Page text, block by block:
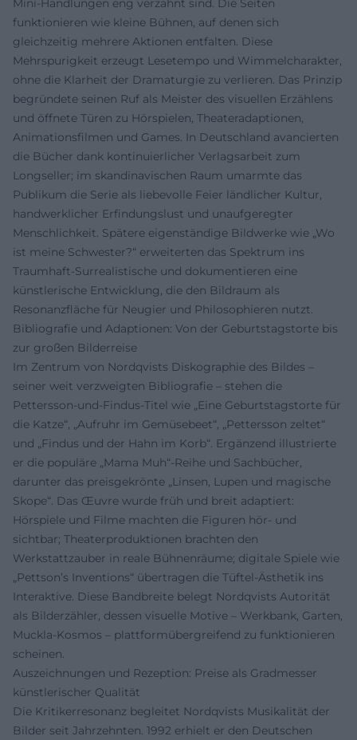
Mini-Handlungen eng verzahnt sind. Die Seiten
funktionieren wie kleine Bühnen, auf denen sich
gleichzeitig mehrere Aktionen entfalten. Diese
Mehrspurigkeit erzeugt Lesetempo und Wimmelcharakter,
ohne die Klarheit der Dramaturgie zu verlieren. Das Prinzip
begründete seinen Ruf als Meister des visuellen Erzählens
und öffnete Türen zu Hörspielen, Theateradaptionen,
Animationsfilmen und Games. In Deutschland avancierten
die Bücher dank kontinuierlicher Verlagsarbeit zum
Longseller; im skandinavischen Raum umarmte das
Publikum die Serie als liebevolle Feier ländlicher Kultur,
handwerklicher Erfindungslust und unaufgeregter
Menschlichkeit. Spätere eigenständige Bildwerke wie „Wo
ist meine Schwester?“ erweiterten das Spektrum ins
Traumhaft-Surrealistische und dokumentieren eine
künstlerische Entwicklung, die den Bildraum als
Resonanzfläche für Neugier und Philosophieren nutzt.
Bibliografie und Adaptionen: Von der Geburtstagstorte bis
zur großen Bilderreise
Im Zentrum von Nordqvists Diskographie des Bildes –
seiner weit verzweigten Bibliografie – stehen die
Pettersson-und-Findus-Titel wie „Eine Geburtstagstorte für
die Katze“, „Aufruhr im Gemüsebeet“, „Pettersson zeltet“
und „Findus und der Hahn im Korb“. Ergänzend illustrierte
er die populäre „Mama Muh“-Reihe und Sachbücher,
darunter das preisgekrönte „Linsen, Lupen und magische
Skope“. Das Œuvre wurde früh und breit adaptiert:
Hörspiele und Filme machten die Figuren hör- und
sichtbar; Theaterproduktionen brachten den
Werkstattzauber in reale Bühnenräume; digitale Spiele wie
„Pettson’s Inventions“ übertragen die Tüftel-Ästhetik ins
Interaktive. Diese Bandbreite belegt Nordqvists Autorität
als Bilderzähler, dessen visuelle Motive – Werkbank, Garten,
Muckla-Kosmos – plattformübergreifend zu funktionieren
scheinen.
Auszeichnungen und Rezeption: Preise als Gradmesser
künstlerischer Qualität
Die Kritikerresonanz begleitet Nordqvists Musikalität der
Bilder seit Jahrzehnten. 1992 erhielt er den Deutschen